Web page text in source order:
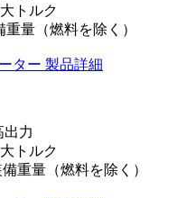
トルク
重量（燃料を除く）
ター 製品詳細
出力
トルク
重量（燃料を除く）